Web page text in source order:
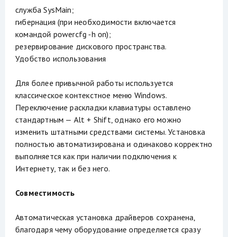
служба SysMain;
гибернация (при необходимости включается
командой powercfg -h on);
резервирование дискового пространства.
Удобство использования
Для более привычной работы используется
классическое контекстное меню Windows.
Переключение раскладки клавиатуры оставлено
стандартным — Alt + Shift, однако его можно
изменить штатными средствами системы. Установка
полностью автоматизирована и одинаково корректно
выполняется как при наличии подключения к
Интернету, так и без него.
Совместимость
Автоматическая установка драйверов сохранена,
благодаря чему оборудование определяется сразу